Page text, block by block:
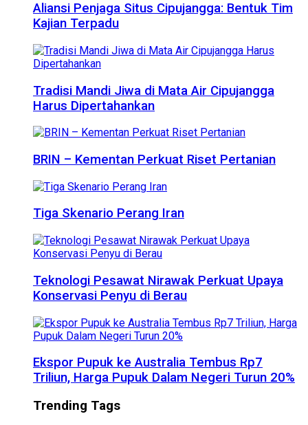
Aliansi Penjaga Situs Cipujangga: Bentuk Tim
Kajian Terpadu
Tradisi Mandi Jiwa di Mata Air Cipujangga
Harus Dipertahankan
BRIN – Kementan Perkuat Riset Pertanian
Tiga Skenario Perang Iran
Teknologi Pesawat Nirawak Perkuat Upaya
Konservasi Penyu di Berau
Ekspor Pupuk ke Australia Tembus Rp7
Triliun, Harga Pupuk Dalam Negeri Turun 20%
Trending Tags